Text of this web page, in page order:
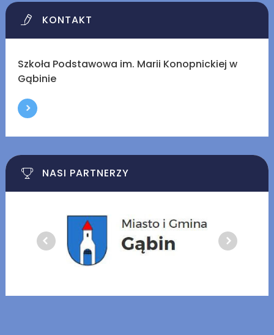
KONTAKT
Szkoła Podstawowa im. Marii Konopnickiej w
Gąbinie
NASI PARTNERZY